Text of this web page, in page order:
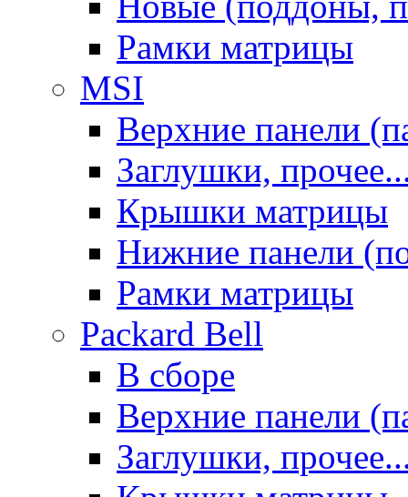
Рамки матрицы
MSI
Верхние панели
Заглушки,
Крышки матрицы
Нижние панели
Рамки матрицы
Packard Bell
В сборе
Верхние панели
Заглушки,